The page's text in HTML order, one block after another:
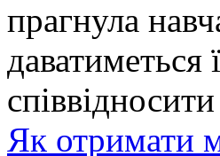
прагнула
даватиметься
Як отримати